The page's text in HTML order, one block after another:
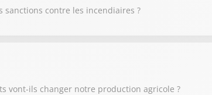
contre les incendiaires ?
vont-ils changer notre production agricole ?